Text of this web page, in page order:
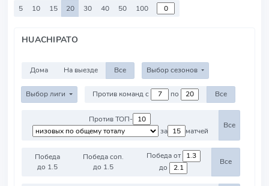
5 10 15 20 30 40 50 100
HUACHIPATO
Дома На выезде Все Выбор сезонов
Выбор лиги Против команд с по Все
Против ТОП-
за
матчей
Все
Победа
до 1.5
Победа соп.
до 1.5
Победа от
до
Все